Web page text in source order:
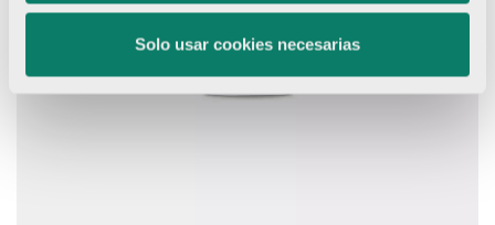
Solo usar cookies necesarias